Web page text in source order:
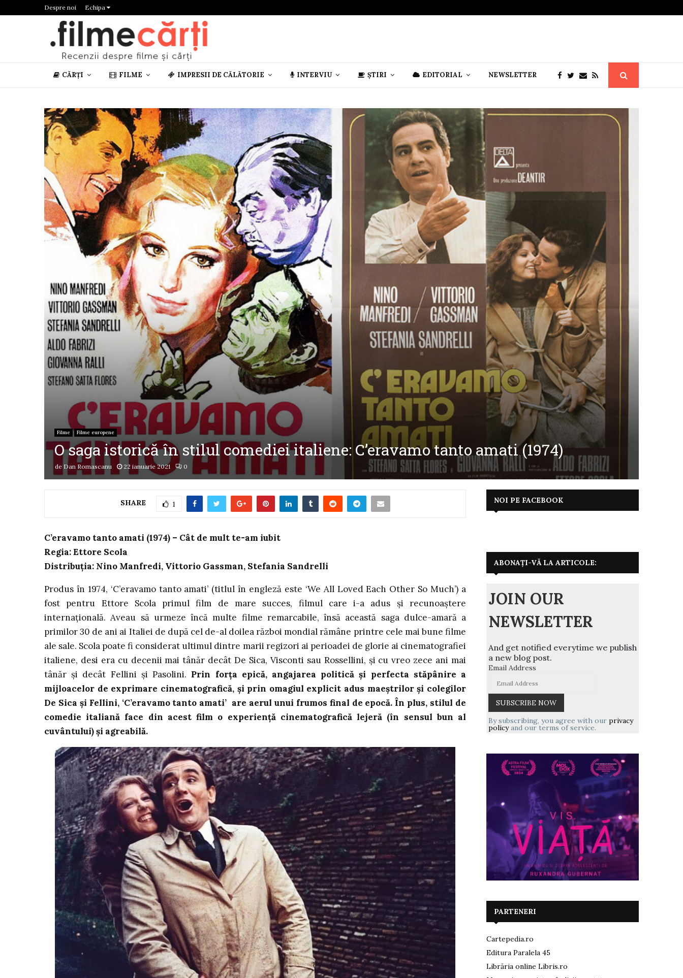
Despre noi Echipa
CĂRȚI FILME IMPRESII DE CĂLĂTORIE INTERVIU ȘTIRI EDITORIAL NEWSLETTER
Filme Filme europene
O saga istorică în stilul comediei italiene: C’eravamo tanto amati (1974)
de Dan Romascanu 22 ianuarie 2021 0
SHARE 1
C’eravamo tanto amati (1974) – Cât de mult te-am iubit
Regia: Ettore Scola
Distribuția: Nino Manfredi, Vittorio Gassman, Stefania Sandrelli
Produs în 1974, ‘C’eravamo tanto amati’ (titlul în engleză este ‘We All Loved Each Other So Much’) a
fost pentru Ettore Scola primul film de mare succes, filmul care i-a adus și recunoaștere
internațională. Aveau să urmeze încă multe filme remarcabile, însă această saga dulce-amară a
primilor 30 de ani ai Italiei de după cel de-al doilea război mondial rămâne printre cele mai bune filme
ale sale. Scola poate fi considerat ultimul dintre marii regizori ai perioadei de glorie ai cinematografiei
italiene, desi era cu decenii mai tânăr decât De Sica, Visconti sau Rossellini, și cu vreo zece ani mai
tânăr și decât Fellini și Pasolini. Prin forța epică, angajarea politică și perfecta stăpânire a
mijloacelor de exprimare cinematografică, și prin omagiul explicit adus maeștrilor și colegilor
De Sica și Fellini, ‘C’eravamo tanto amati’ are aerul unui frumos final de epocă. În plus, stilul de
comedie italiană face din acest film o experiență cinematografică lejeră (în sensul bun al
cuvântului) și agreabilă.
NOI PE FACEBOOK
ABONAȚI-VĂ LA ARTICOLE:
JOIN OUR
NEWSLETTER
And get notified everytime we publish
a new blog post.
Email Address
By subscribing, you agree with our privacy
policyand our terms of service.
PARTENERI
Cartepedia.ro
Editura Paralela 45
Librăria online Libris.ro